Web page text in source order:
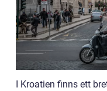
I Kroatien finns ett